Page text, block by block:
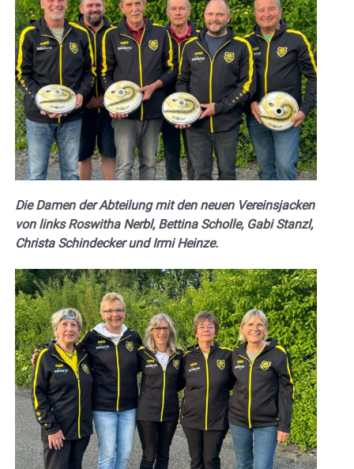
Die Damen der Abteilung mit den neuen Vereinsjacken
von links Roswitha Nerbl, Bettina Scholle, Gabi Stanzl,
Christa Schindecker und Irmi Heinze.